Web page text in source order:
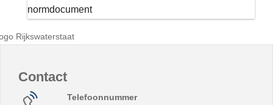
normdocument
Contact
Telefoonnummer